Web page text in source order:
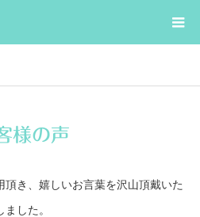
様の声
き、嬉しいお言葉を沢山頂戴いた
ました。